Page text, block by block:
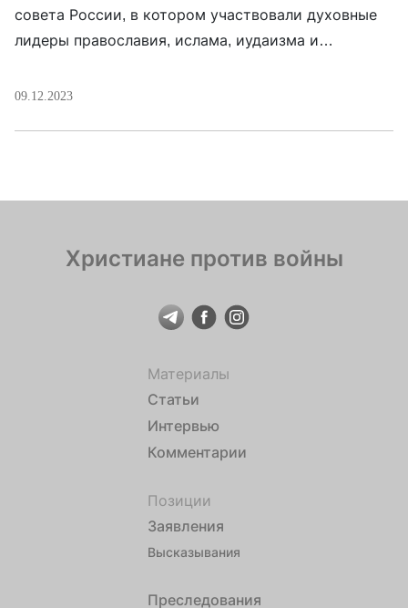
совета России, в котором участвовали духовные
лидеры православия, ислама, иудаизма и
историю человечества в качестве эпохального
09.12.2023
Христиане против войны
Материалы
Статьи
Интервью
Комментарии
Позиции
Заявления
Высказывания
Преследования